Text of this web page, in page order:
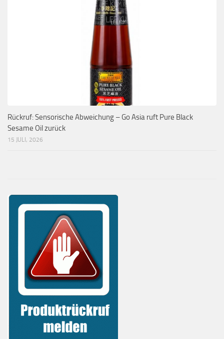
Rückruf: Sensorische Abweichung – Go Asia ruft Pure Black
Sesame Oil zurück
15 JULI, 2026